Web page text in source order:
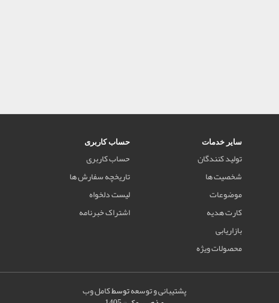
سایر خدمات
تولید کنندگان
شخصیت ها
موضوعات
کارت هدیه
بازاریابی
محصولات ویژه
حساب کاربری
حساب کاربری
تاریخچه سفارش ها
لیست دلخواه
اشتراک خبرنامه
پشتیبانی و توسعهتوسطکامل وب